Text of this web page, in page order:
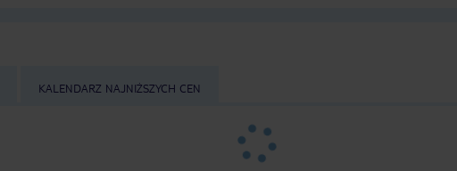
KALENDARZ NAJNIŻSZYCH CEN